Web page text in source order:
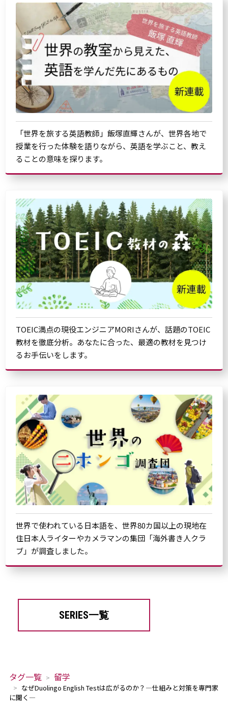
「世界を旅する英語教師」飯塚直輝さんが、世界各地で
授業を行った体験を語りながら、英語を学ぶこと、教え
ることの意味を探ります。
TOEIC満点の現役エンジニアMORIさんが、話題のTOEIC
教材を徹底分析。あなたに合った、最適の教材を見つけ
るお手伝いをします。
世界で使われている日本語を、世界80カ国以上の現地在
住日本人ライターやカメラマンの集団「海外書き人クラ
ブ」が調査しました。
SERIES一覧
タグ一覧 留学
なぜDuolingo English Testは広がるのか？―仕組みと対策を専門家
に聞く―